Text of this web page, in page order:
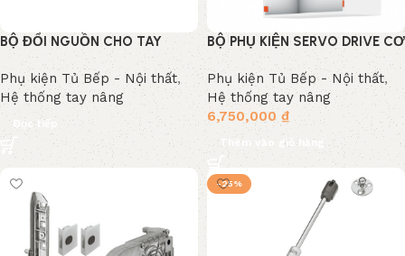
BỘ ĐỔI NGUỒN CHO TAY
NÂNG ĐIỆN HAFELE
372.91.098
Phụ kiện Tủ Bếp - Nội thất,
Hệ thống tay nâng
Đọc tiếp
BỘ PHỤ KIỆN SERVO DRIVE CƠ
BẢN 554.99.991
Phụ kiện Tủ Bếp - Nội thất,
Hệ thống tay nâng
6,750,000 ₫
Thêm vào giỏ hàng
-25%